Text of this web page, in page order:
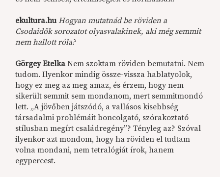
ekultura.hu Hogyan mutatnád be röviden a
Csodaidők sorozatot olyasvalakinek, aki még semmit
nem hallott róla?
Görgey Etelka Nem szoktam röviden bemutatni. Nem
tudom. Ilyenkor mindig össze-vissza hablatyolok,
hogy ez meg az meg amaz, és érzem, hogy nem
sikerült semmit sem mondanom, mert semmitmondó
lett. „A jövőben játszódó, a vallásos kisebbség
társadalmi problémáit boncolgató, szórakoztató
stílusban megírt családregény”? Tényleg az? Szóval
ilyenkor azt mondom, hogy ha röviden el tudtam
volna mondani, nem tetralógiát írok, hanem
egypercest.